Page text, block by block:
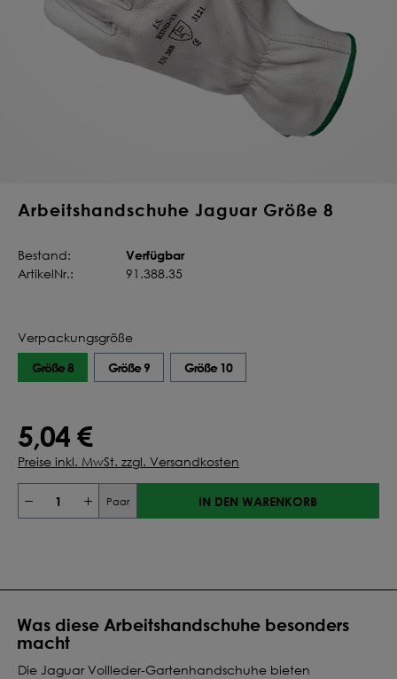
Arbeitshandschuhe Jaguar Größe 8
Was diese Arbeitshandschuhe besonders
macht
Die Jaguar Vollleder-Gartenhandschuhe bieten
Verpackungsgröße
Größe 8 Größe 9 Größe 10
5,04 €
Preise inkl. MwSt. zzgl. Versandkosten
Bestand: Verfügbar
ArtikelNr.: 91.388.35
Paar IN DEN WARENKORB
Deine Saat-
Mischung
konfigurieren